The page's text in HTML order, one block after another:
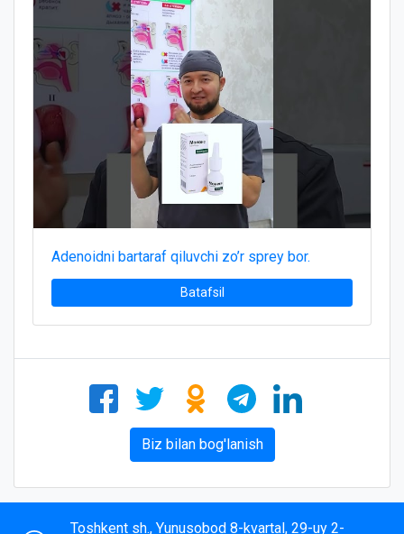
Adenoidni bartaraf qiluvchi zo’r sprey bor.
Batafsil
Biz bilan bog'lanish
Toshkent sh., Yunusobod 8-kvartal, 29-uy 2-